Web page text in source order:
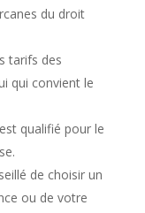
du droit
tarifs des
qui convient le
qualifié pour le
de choisir un
ou de votre